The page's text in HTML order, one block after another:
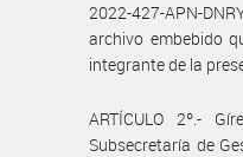
2022-427-APN-
archivo embebido
integrante de la
ARTÍCULO 2º.-
Subsecretaría de